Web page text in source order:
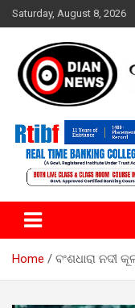
Skip
to
Saturday, August 8, 2026
ଓଡିଆନ୍
Home ବଂଶଧାରା ନଦୀ